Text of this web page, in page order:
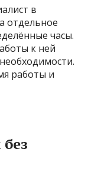
в
отдельное
часы.
к ней
работы и